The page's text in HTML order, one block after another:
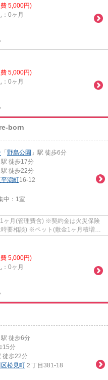
5,000円)
0ヶ月
5,000円)
0ヶ月
born
「 野島公園 」駅 徒歩6分
駅 徒歩17分
駅 徒歩22分
平潟町16-12
中： 1室
月(管理費含) ※契約金は火災保険
要相談) ※ペット(敷金1ヶ月積増償
5,000円)
0ヶ月
駅 徒歩6分
15分
徒歩22分
松見町 ２丁目381-18